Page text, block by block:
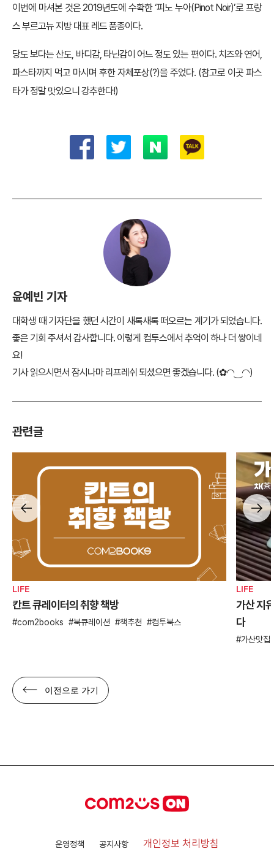
이번에 마셔본 것은 2019년도에 수확한 ‘피노 누아(Pinot Noir)’로 프랑
스 부르고뉴 지방 대표 레드 품종이다.
당도 보다는 산도, 바디감, 타닌감이 어느 정도 있는 편이다. 치즈와 연어,
파스타까지 먹고 마시며 후한 자체포상(?)을 주었다. (참고로 이곳 파스
타가 정말 맛있으니 강추한다!)
윤예빈 기자
대학생 때 기자단을 했던 시간이 새록새록 떠오르는 계기가 되었습니다.
좋은 기회 주셔서 감사합니다. 이렇게 컴투스에서 추억이 하나 더 쌓이네
요!
기사 읽으시면서 잠시나마 리프레쉬 되셨으면 좋겠습니다. (✿◠‿◠)
관련글
LIFE
칸트 큐레이터의 취향 책방
com2books 북큐레이션 책추천 컴투북스
LIFE
가산 지
다
가산맛집
이전으로 가기
운영정책 공지사항 개인정보 처리방침